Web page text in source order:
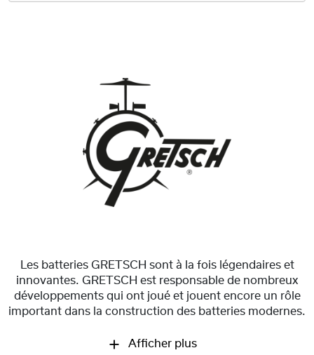
Les batteries GRETSCH sont à la fois légendaires et
innovantes. GRETSCH est responsable de nombreux
développements qui ont joué et jouent encore un rôle
important dans la construction des batteries modernes.
Afficher plus